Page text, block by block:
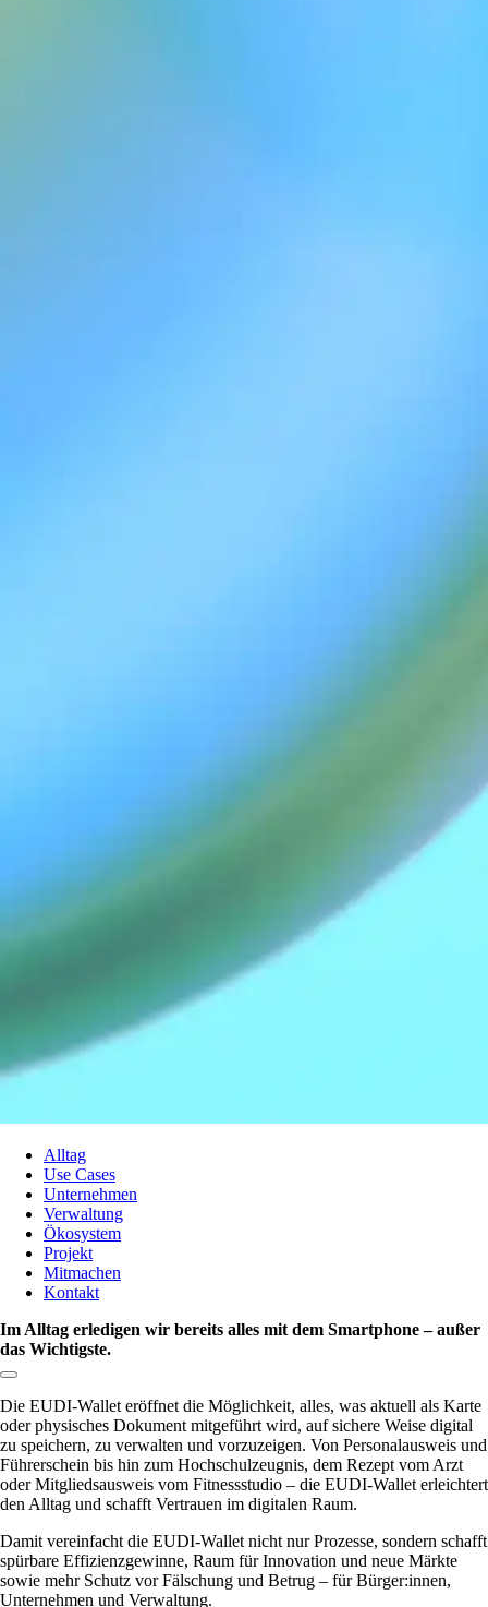
Alltag
Use Cases
Unternehmen
Verwaltung
Ökosystem
Projekt
Mitmachen
Kontakt
Im Alltag erledigen wir bereits alles mit dem Smartphone – außer
das Wichtigste.
Link zum Abschnitt kopieren:
Die EUDI-Wallet eröffnet die Möglichkeit, alles, was aktuell als Karte
oder physisches Dokument mitgeführt wird, auf sichere Weise digital
zu speichern, zu verwalten und vorzuzeigen. Von Personalausweis und
Führerschein bis hin zum Hochschulzeugnis, dem Rezept vom Arzt
oder Mitgliedsausweis vom Fitnessstudio – die EUDI-Wallet erleichtert
den Alltag und schafft Vertrauen im digitalen Raum.
Damit vereinfacht die EUDI-Wallet nicht nur Prozesse, sondern schafft
spürbare Effizienzgewinne, Raum für Innovation und neue Märkte
sowie mehr Schutz vor Fälschung und Betrug – für Bürger:innen,
Unternehmen und Verwaltung.